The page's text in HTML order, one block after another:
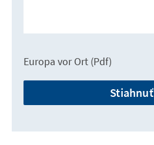
Europa vor Ort (Pdf)
Stiahnuť